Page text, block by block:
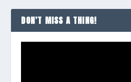
DON’T MISS A THING!